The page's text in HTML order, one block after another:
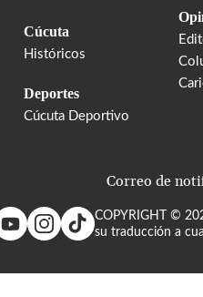
Cúcuta
Históricos
Deportes
Cúcuta Deportivo
Correo de
COPYRIGHT ©
su traducción a